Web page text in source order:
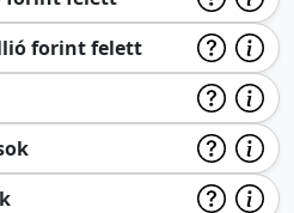
forint felett